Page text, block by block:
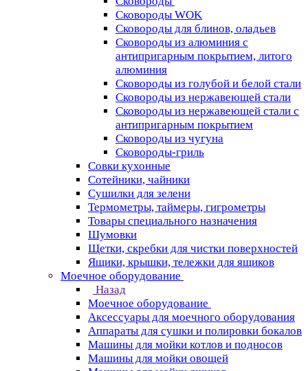
Сковороды WOK
Сковороды для блинов, оладьев
Сковороды из алюминия с
антипригарным покрытием, литого
алюминия
Сковороды из голубой и белой стали
Сковороды из нержавеющей стали
Сковороды из нержавеющей стали с
антипригарным покрытием
Сковороды из чугуна
Сковороды-гриль
Совки кухонные
Сотейники, чайники
Сушилки для зелени
Термометры, таймеры, гигрометры
Товары специального назначения
Шумовки
Щетки, скребки для чистки поверхностей
Ящики, крышки, тележки для ящиков
Моечное оборудование
Назад
Моечное оборудование
Аксессуары для моечного оборудования
Аппараты для сушки и полировки бокалов
Машины для мойки котлов и подносов
Машины для мойки овощей